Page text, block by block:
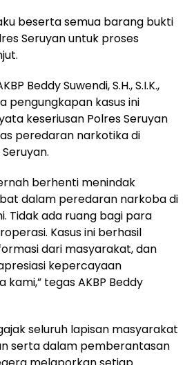
beserta semua barang bukti
Seruyan untuk proses
Beddy Suwendi, S.H., S.I.K.,
pengungkapan kasus ini
keseriusan Polres Seruyan
peredaran narkotika di
berhenti menindak
dalam peredaran narkoba di
Tidak ada ruang bagi para
Kasus ini berhasil
dari masyarakat, dan
kepercayaan
tegas AKBP Beddy
seluruh lapisan masyarakat
serta dalam pemberantasan